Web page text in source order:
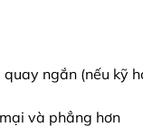
ngắn (nếu kỹ
và phẳng hơn